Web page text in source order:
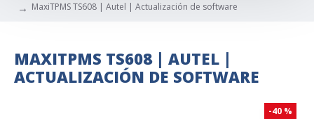
MaxiTPMS TS608 | Autel | Actualización de software
MAXITPMS TS608 | AUTEL |
ACTUALIZACIÓN DE SOFTWARE
-40 %